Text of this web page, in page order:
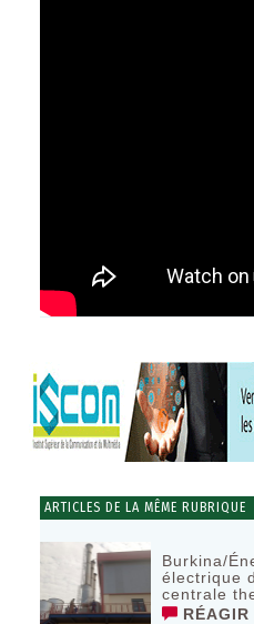
ARTICLES DE LA MÊME RUBRIQUE
Burkina/
électrique
centrale
RÉAGIR